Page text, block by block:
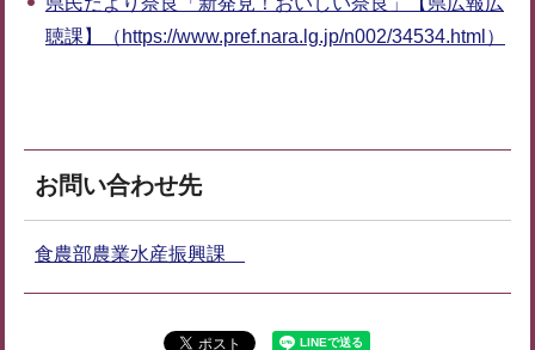
聴課】（https://www.pref.nara.lg.jp/n002/34534.html）
お問い合わせ先
食農部農業水産振興課